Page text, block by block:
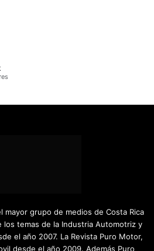
mayor grupo de medios de Costa Rica
los temas de la Industria Automotriz y
el año 2007. La Revista Puro Motor,
desde el año 2009. Además Puro